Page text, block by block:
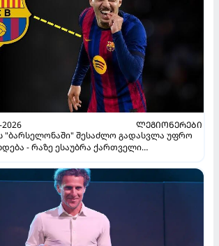
2026
ᲚᲔᲒᲘᲝᲜᲔᲠᲔᲑᲘ
"ბარსელონაში" შესაძლო გადასვლა უფრო
- რაზე ესაუბრა ქართველი